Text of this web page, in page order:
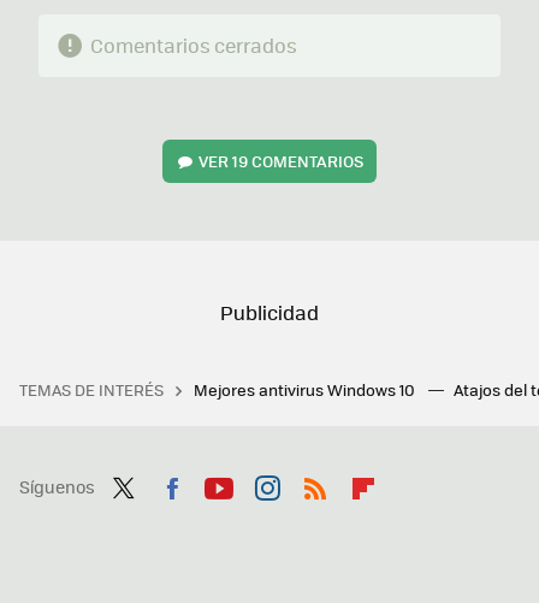
Comentarios cerrados
VER19 COMENTARIOS
TEMAS DE INTERÉS Mejores antivirus Windows 10 Atajos del
Síguenos